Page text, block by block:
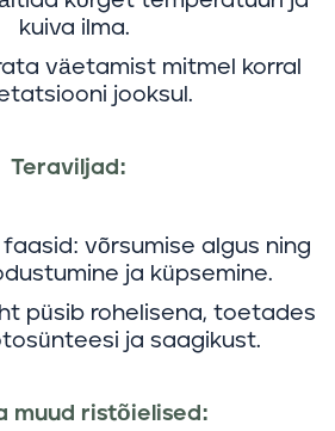
kuiva ilma.
väetamist mitmel korral
jooksul.
Teraviljad:
võrsumise algus ning
ja küpsemine.
püsib rohelisena, toetades
ja saagikust.
muud ristõielised: